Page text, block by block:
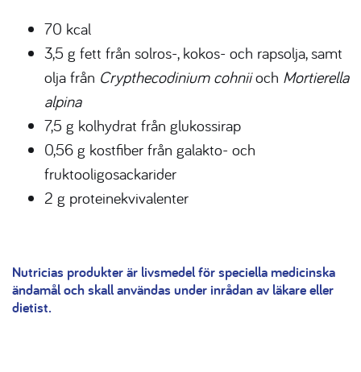
70 kcal
3,5 g fett från solros-, kokos- och rapsolja, samt
olja från Crypthecodinium cohniioch Mortierella
alpina
7,5 g kolhydrat från glukossirap
0,56 g kostfiber från galakto- och
fruktooligosackarider
2 g proteinekvivalenter
Nutricias produkter är livsmedel för speciella medicinska
ändamål och skall användas under inrådan av läkare eller
dietist.